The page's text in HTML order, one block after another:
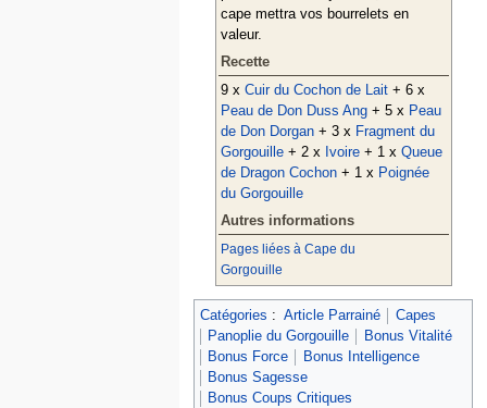
cape mettra vos bourrelets en
valeur.
Recette
9 x Cuir du Cochon de Lait+ 6 x
Peau de Don Duss Ang+ 5 x Peau
de Don Dorgan+ 3 x Fragment du
Gorgouille+ 2 x Ivoire+ 1 x Queue
de Dragon Cochon+ 1 x Poignée
du Gorgouille
Autres informations
Pages liées à Cape du
Gorgouille
Catégories : Article Parrainé
Capes
Panoplie du Gorgouille
Bonus Vitalité
Bonus Force
Bonus Intelligence
Bonus Sagesse
Bonus Coups Critiques